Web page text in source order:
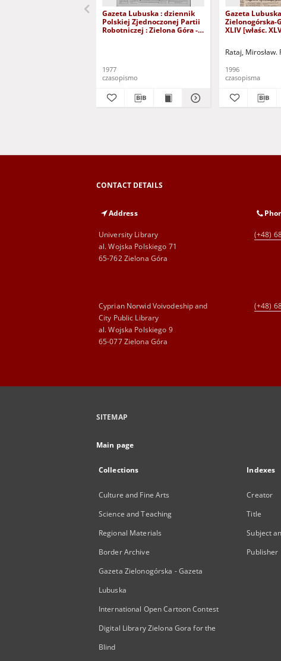
Gazeta Lubuska : dziennik
Polskiej Zjednoczonej Partii
Robotniczej : Zielona Góra -
1977
czasopismo
Gazeta
Zielonogórska-
XLIV [właśc.
Rataj, Mirosław.
1996
czasopisma
CONTACT DETAILS
Address
University Library
al. Wojska Polskiego 71
65-762 Zielona Góra
(+48)
Cyprian Norwid Voivodeship and
City Public Library
al. Wojska Polskiego 9
65-077 Zielona Góra
(+48)
SITEMAP
Main page
Collections
Culture and Fine Arts
Science and Teaching
Regional Materials
Border Archive
Gazeta Zielonogórska - Gazeta
Lubuska
International Open Cartoon Contest
Digital Library Zielona Gora for the
Blind
Indexes
Creator
Title
Subject
Publisher